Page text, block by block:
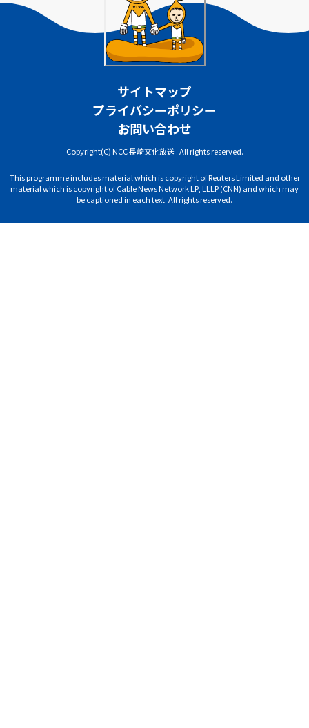
サイトマップ
プライバシーポリシー
お問い合わせ
Copyright(C) NCC 長崎文化放送 . All rights reserved.
This programme includes material which is copyright of Reuters Limited and other
material which is copyright of Cable News Network LP, LLLP (CNN) and which may
be captioned in each text. All rights reserved.